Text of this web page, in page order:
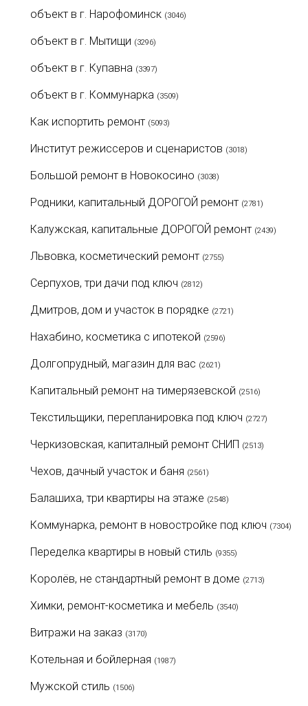
объект в г. Нарофоминск (3046)
объект в г. Мытищи (3296)
объект в г. Купавна (3397)
объект в г. Коммунарка (3509)
Как испортить ремонт (5093)
Институт режиссеров и сценаристов (3018)
Большой ремонт в Новокосино (3038)
Родники, капитальный ДОРОГОЙ ремонт (2781)
Калужская, капитальные ДОРОГОЙ ремонт (2439)
Львовка, косметический ремонт (2755)
Серпухов, три дачи под ключ (2812)
Дмитров, дом и участок в порядке (2721)
Нахабино, косметика с ипотекой (2596)
Долгопрудный, магазин для вас (2621)
Капитальный ремонт на тимерязевской (2516)
Текстильщики, перепланировка под ключ (2727)
Черкизовская, капиталный ремонт СНИП (2513)
Чехов, дачный участок и баня (2561)
Балашиха, три квартиры на этаже (2548)
Коммунарка, ремонт в новостройке под ключ (7304)
Переделка квартиры в новый стиль (9355)
Королёв, не стандартный ремонт в доме (2713)
Химки, ремонт-косметика и мебель (3540)
Витражи на заказ (3170)
Котельная и бойлерная (1987)
Мужской стиль (1506)